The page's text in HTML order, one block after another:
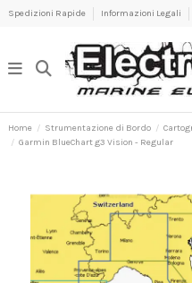
Spedizioni Rapide Informazioni Legali
Home Strumentazione di Bordo
Garmin BlueChart g3 Vision - Regular